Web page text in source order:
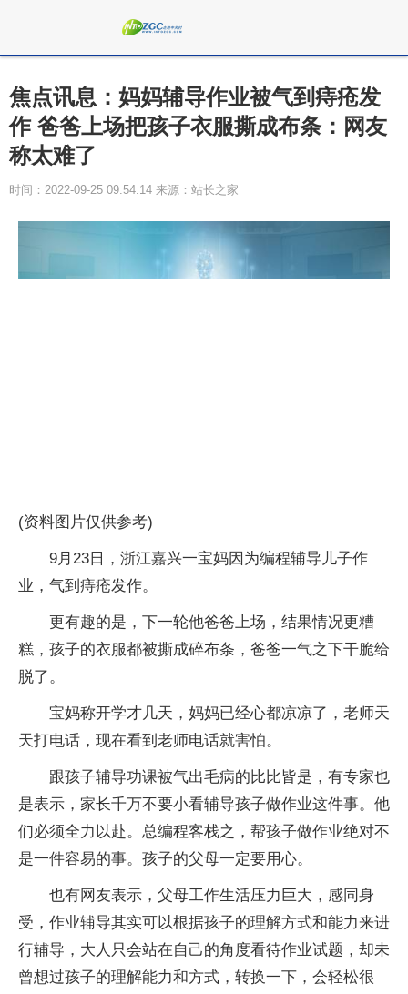
焦点讯息：妈妈辅导作业被气到痔疮发
作 爸爸上场把孩子衣服撕成布条：网友
称太难了
时间：2022-09-25 09:54:14 来源：站长之家
(资料图片仅供参考)
9月23日，浙江嘉兴一宝妈因为编程辅导儿子作
业，气到痔疮发作。
更有趣的是，下一轮他爸爸上场，结果情况更糟
糕，孩子的衣服都被撕成碎布条，爸爸一气之下干脆给
脱了。
宝妈称开学才几天，妈妈已经心都凉凉了，老师天
天打电话，现在看到老师电话就害怕。
跟孩子辅导功课被气出毛病的比比皆是，有专家也
是表示，家长千万不要小看辅导孩子做作业这件事。他
们必须全力以赴。总编程客栈之，帮孩子做作业绝对不
是一件容易的事。孩子的父母一定要用心。
也有网友表示，父母工作生活压力巨大，感同身
受，作业辅导其实可以根据孩子的理解方式和能力来进
行辅导，大人只会站在自己的角度看待作业试题，却未
曾想过孩子的理解能力和方式，转换一下，会轻松很